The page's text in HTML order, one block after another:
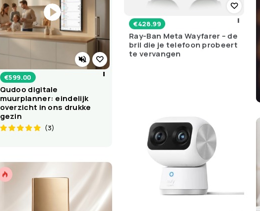
€599.00
Qudoo digitale
muurplanner: eindelijk
overzicht in ons drukke
gezin
(3)
€428.99
Ray-Ban Meta Wayfarer – de
bril die je telefoon probeert
te vervangen